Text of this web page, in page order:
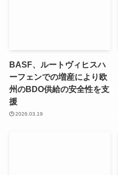
BASF、ルートヴィヒスハ
ーフェンでの増産により欧
州のBDO供給の安全性を支
援
2026.03.19